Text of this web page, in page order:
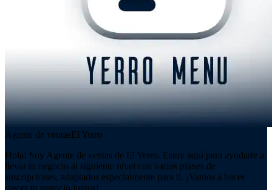
Agente de ventasEl Yerro
Hola! Soy Agente de ventas de El Yerro. Estoy aquí para ayudarte a
llevar tu negocio al siguiente nivel con varios planes de
suscripciones, adaptados especialmente para ti. ¡Vamos a hacer
crecer tu negocio juntos!